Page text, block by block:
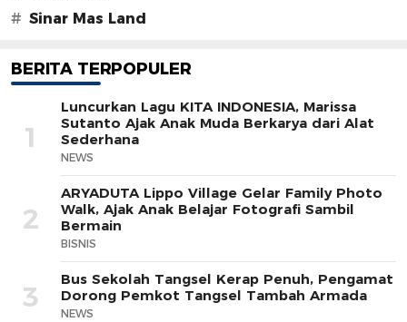
# Sinar Mas Land
BERITA TERPOPULER
1
Luncurkan Lagu KITA INDONESIA, Marissa
Sutanto Ajak Anak Muda Berkarya dari Alat
Sederhana
NEWS
2
ARYADUTA Lippo Village Gelar Family Photo
Walk, Ajak Anak Belajar Fotografi Sambil
Bermain
BISNIS
3
Bus Sekolah Tangsel Kerap Penuh, Pengamat
Dorong Pemkot Tangsel Tambah Armada
NEWS